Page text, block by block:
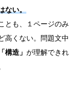
い。
とも、１ページのみ
高くない。問題文中
構造」 が理解できれ